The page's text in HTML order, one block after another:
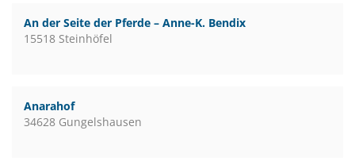
An der Seite der Pferde – Anne-K. Bendix
15518 Steinhöfel
Anarahof
34628 Gungelshausen